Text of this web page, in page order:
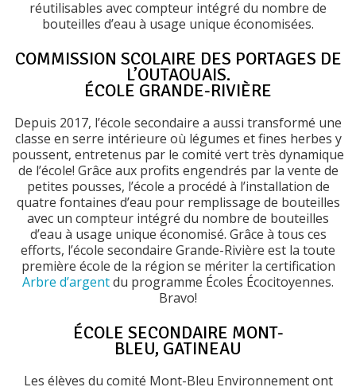
réutilisables avec compteur intégré du nombre de
bouteilles d’eau à usage unique économisées.
COMMISSION SCOLAIRE DES PORTAGES DE
L’OUTAOUAIS.
ÉCOLE GRANDE-RIVIÈRE
Depuis 2017, l’école secondaire a aussi transformé une
classe en serre intérieure où légumes et fines herbes y
poussent, entretenus par le comité vert très dynamique
de l’école! Grâce aux profits engendrés par la vente de
petites pousses, l’école a procédé à l’installation de
quatre fontaines d’eau pour remplissage de bouteilles
avec un compteur intégré du nombre de bouteilles
d’eau à usage unique économisé. Grâce à tous ces
efforts, l’école secondaire Grande-Rivière est la toute
première école de la région se mériter la certification
Arbre d’argentdu programme Écoles Écocitoyennes.
Bravo!
ÉCOLE SECONDAIRE MONT-
BLEU, GATINEAU
Les élèves du comité Mont-Bleu Environnement ont